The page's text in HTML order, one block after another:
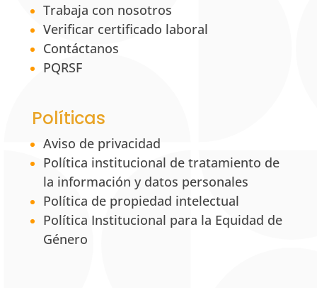
Trabaja con nosotros
Verificar certificado laboral
Contáctanos
PQRSF
Políticas
Aviso de privacidad
Política institucional de tratamiento de
la información y datos personales
Política de propiedad intelectual
Política Institucional para la Equidad de
Género